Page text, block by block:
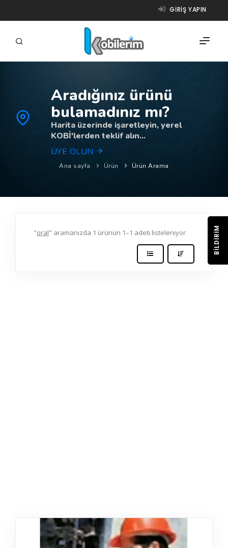
GIRIŞ YAPIN
FIRMALAR
ÜRÜNLER
NASIL ÇALIŞIR?
YARDIM
Aradığınız ürünü
bulamadınız mı?
Harita üzerinde işaretleyin, yerel
KOBİ'lerden teklif alın...
ÜYE OLUN
Ana sayfa Ürün Ürün Arama
"oral" aramanızda 1 ürünün 1–1 adeti listeleniyor BILDIRIM